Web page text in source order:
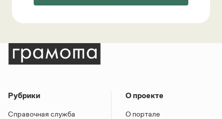
Рубрики
Справочная служба
О проекте
О портале